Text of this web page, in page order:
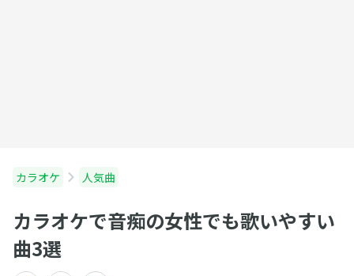
カラオケ 人気曲
カラオケで音痴の女性でも歌いやすい
曲3選